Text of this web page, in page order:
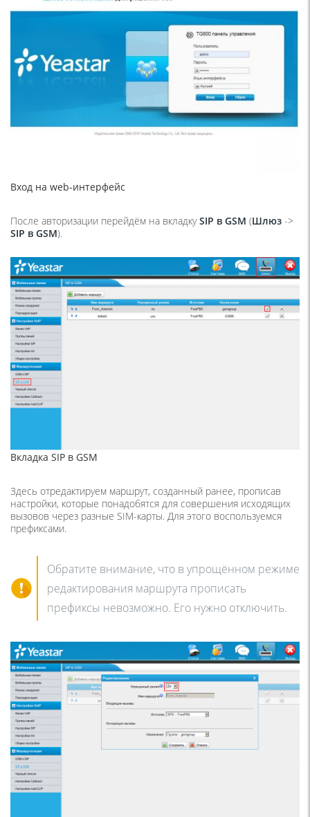
Вход на web-интерфейс
После авторизации перейдём на вкладкуSIP в GSM (Шлюз ->
SIP в GSM).
Вкладка SIP в GSM
Здесь отредактируем маршрут, созданный ранее, прописав
настройки, которые понадобятся для совершения исходящих
вызовов через разные SIM-карты. Для этого воспользуемся
префиксами.
Обратите внимание, что в упрощённом режиме
редактирования маршрута прописать
префиксы невозможно. Его нужно отключить.